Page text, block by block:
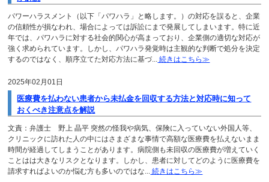
パワーハラスメント（以下「パワハラ」と略します。）の対応を誤ると、企業
の信頼性が損なわれ、場合によっては訴訟にまで発展してしまいます。特に近
年では、パワハラに対する社会的関心が高まっており、企業側の適切な対応が
強く求められています。しかし、パワハラ発覚時は主観的な判断で処分を決定
するのではなく、順序立てた対応方法に基づ...
続きはこちら≫
2025年02月01日
医療費を払わない患者から未払金を回収する方法と対応時に知って
おくべき注意点を解説
文責：弁護士 野上 晶平 突然の怪我や病気、保険に入っていない外国人等、
クリニックに訪れた人の中にはさまざまな事情で高額な医療費を払えないまま
時間が経過してしまうことがあります。病院側も未回収の医療費が増えていく
ことはは大きなリスクとなります。しかし、患者に対してどのように医療費を
請求すればよいのか悩む方も多いのではな... 続きはこちら≫